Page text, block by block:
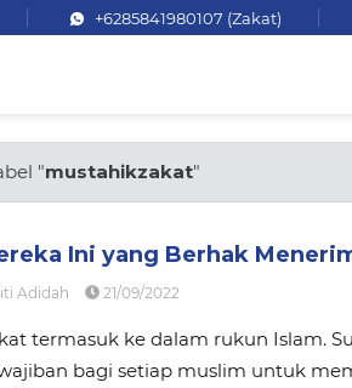
+6285841980107 (Zakat)
"mustahikzakat"
Ini yang Berhak
Adidah 21/09/2022
termasuk ke dalam rukun Islam.
bagi setiap muslim untuk